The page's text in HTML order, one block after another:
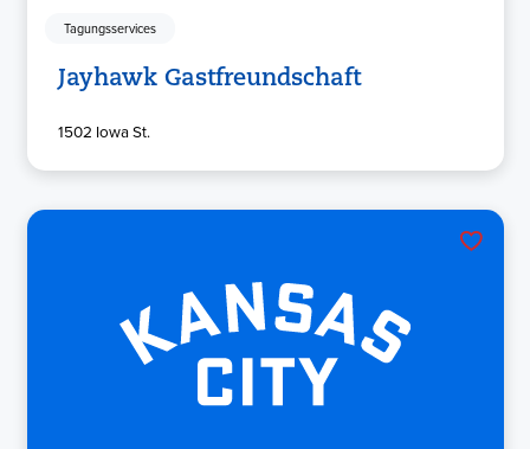
Tagungsservices
Jayhawk Gastfreundschaft
1502 Iowa St.